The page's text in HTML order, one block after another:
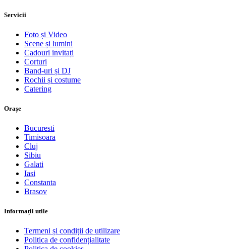
Servicii
Foto și Video
Scene și lumini
Cadouri invitați
Corturi
Band-uri și DJ
Rochii și costume
Catering
Orașe
Bucuresti
Timisoara
Cluj
Sibiu
Galati
Iasi
Constanta
Brasov
Informații utile
Termeni și condiții de utilizare
Politica de confidențialitate